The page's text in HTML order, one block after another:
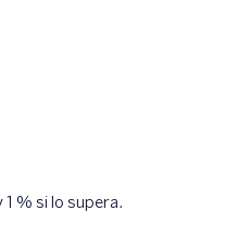
% si lo supera.